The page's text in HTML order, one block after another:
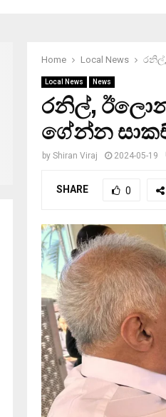
Home Local News
Local News News
රනිල්,
ගේන්න
by Shiran Viraj 2024-05-19
SHARE 0